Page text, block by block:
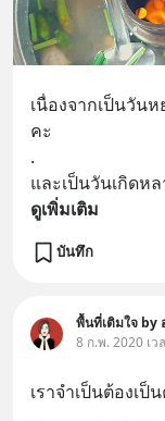
เนื่องจากเป็นวัน
คะ
.
และเป็นวันเกิดห
ดูเพิ่มเติม
บันทึก
พื้นที่เติมใจ by
8 ก.พ. 2020 เ
เราจำเป็นต้องเ